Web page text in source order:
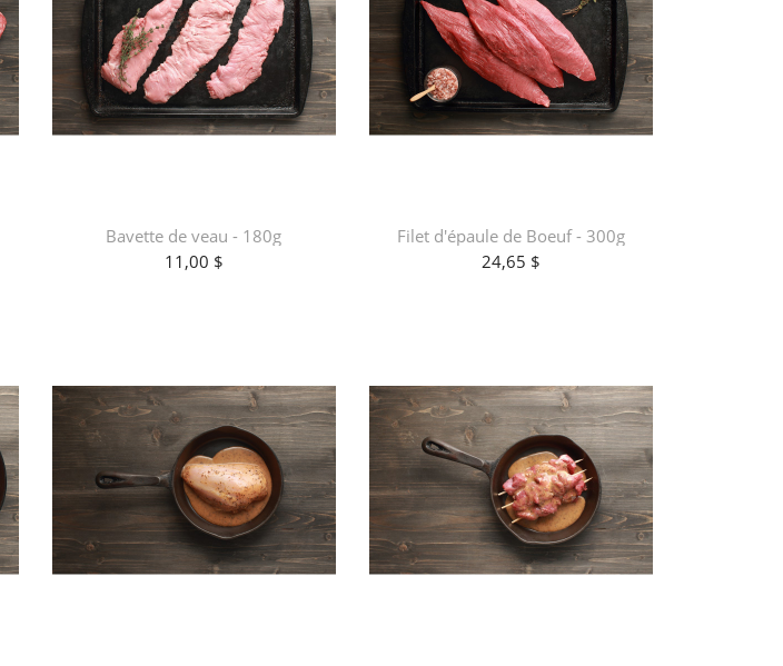
Bavette de veau - 180g
11,00 $
Filet d'épaule de Boeuf - 300g
24,65 $